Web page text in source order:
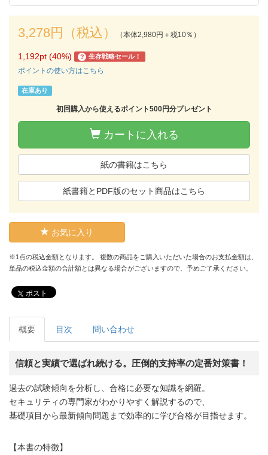
3,278円（税込） （本体2,980円＋税10％）
1,192pt (40%) ? 生存戦略セール！
ポイントの使い方はこちら
在庫あり
初回購入から使えるポイント500円分プレゼント
カートに入れる
紙の書籍はこちら
紙書籍とPDF版のセット商品はこちら
お気に入り
※1点の税込金額となります。 複数の商品をご購入いただいた場合のお支払金額は、
単品の税込金額の合計額とは異なる場合がございますので、予めご了承ください。
ポスト
概要 目次 問い合わせ
信頼と実績で選ばれ続ける。圧倒的支持率の定番対策書！
過去の試験傾向を分析し、合格に必要な知識を網羅。
セキュリティの専門家がわかりやすく解説するので、
基礎項目から最新傾向問題まで効率的に学び合格が目指せます。
【本書の特徴】